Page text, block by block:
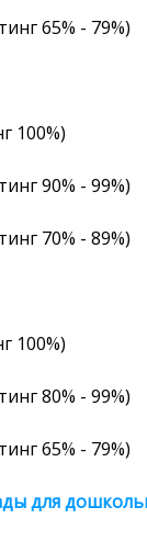
65% - 79%)
100%)
90% - 99%)
70% - 89%)
100%)
80% - 99%)
65% - 79%)
для